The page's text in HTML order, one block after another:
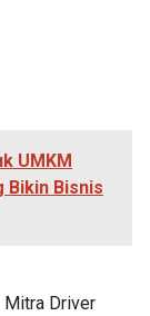
UMKM
Bikin Bisnis
Mitra Driver